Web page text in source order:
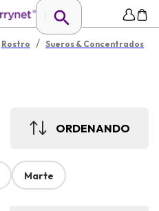
Rostro / Sueros & Concentrados
ORDENANDO
Marte